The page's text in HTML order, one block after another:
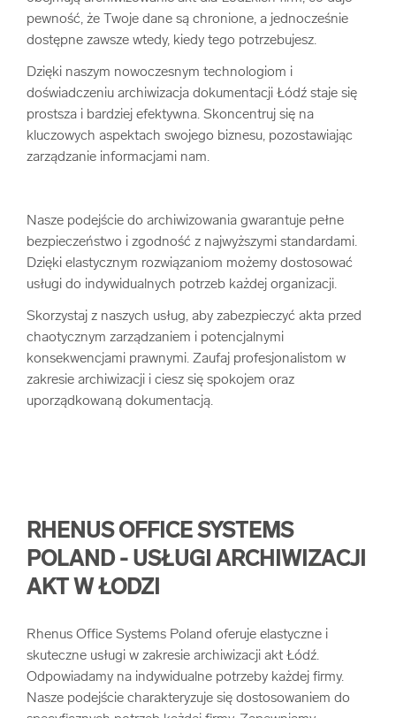
pewność, że Twoje dane są chronione, a jednocześnie
dostępne zawsze wtedy, kiedy tego potrzebujesz.
Dzięki naszym nowoczesnym technologiom i
doświadczeniu archiwizacja dokumentacji Łódź staje się
prostsza i bardziej efektywna. Skoncentruj się na
kluczowych aspektach swojego biznesu, pozostawiając
zarządzanie informacjami nam.
Nasze podejście do archiwizowania gwarantuje pełne
bezpieczeństwo i zgodność z najwyższymi standardami.
Dzięki elastycznym rozwiązaniom możemy dostosować
usługi do indywidualnych potrzeb każdej organizacji.
Skorzystaj z naszych usług, aby zabezpieczyć akta przed
chaotycznym zarządzaniem i potencjalnymi
konsekwencjami prawnymi. Zaufaj profesjonalistom w
zakresie archiwizacji i ciesz się spokojem oraz
uporządkowaną dokumentacją.
RHENUS OFFICE SYSTEMS
POLAND - USŁUGI ARCHIWIZACJI
AKT W ŁODZI
Rhenus Office Systems Poland oferuje elastyczne i
skuteczne usługi w zakresie archiwizacji akt Łódź.
Odpowiadamy na indywidualne potrzeby każdej firmy.
Nasze podejście charakteryzuje się dostosowaniem do